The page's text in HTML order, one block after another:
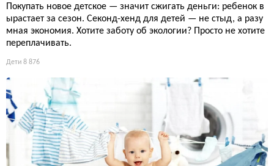
Покупать новое детское — значит сжигать деньги: ребенок в
ырастает за сезон. Секонд-хенд для детей — не стыд, а разу
мная экономия. Хотите заботу об экологии? Просто не хотите
переплачивать.
Дети 8 876